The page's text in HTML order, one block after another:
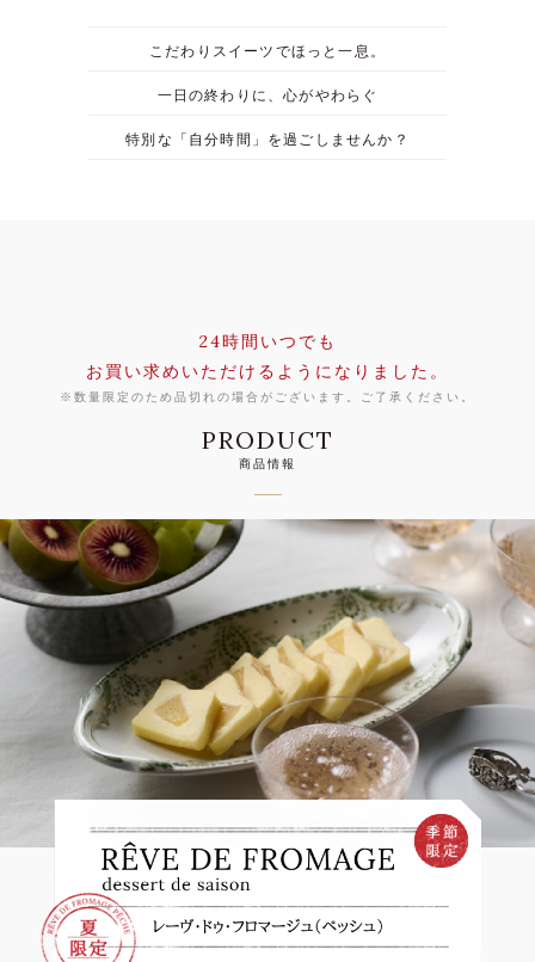
こだわりスイーツでほっと一息。
一日の終わりに、心がやわらぐ
特別な「自分時間」を過ごしませんか？
24時間いつでも
お買い求めいただけるようになりました。
※数量限定のため品切れの場合がございます。ご了承ください。
PRODUCT
商品情報